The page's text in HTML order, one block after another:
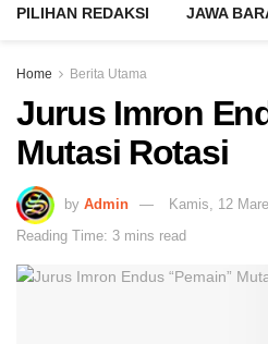
PILIHAN REDAKSI JAWA
Home Berita Utama
Jurus Imron
Mutasi Rotasi
by Admin
Kamis, 12
Reading Time: 3 mins read